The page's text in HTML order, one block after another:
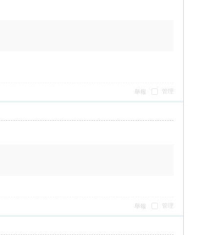
管理
舉報
管理
舉報